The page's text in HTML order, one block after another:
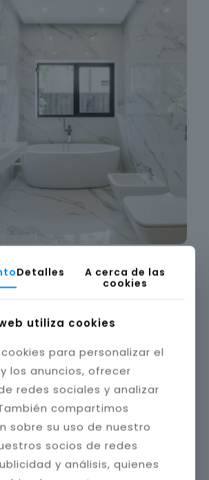
Detalles
A cerca de las
cookies
utiliza cookies
para personalizar el
los anuncios, ofrecer
redes sociales y analizar
compartimos
sobre su uso de nuestro
socios de redes
y análisis, quienes